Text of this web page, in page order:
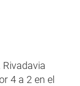
Rivadavia
4 a 2 en el